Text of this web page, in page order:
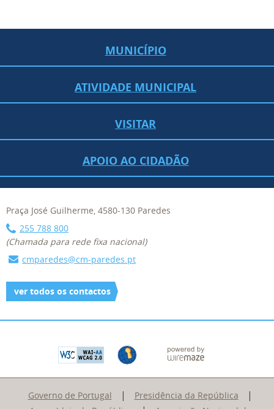
MUNICÍPIO
ATIVIDADE MUNICIPAL
VISITAR
APOIO AO CIDADÃO
Praça José Guilherme, 4580-130 Paredes
255 788 800
(Chamada para rede fixa nacional)
cmparedes@cm-paredes.pt
ver todos os contactos
Governo de Portugal | Presidência da República |